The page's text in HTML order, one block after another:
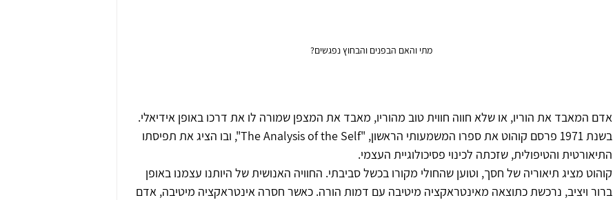
מתי והאם הבפנים והבחוץ נפגשים?
אדם המאבד את הוריו, או שלא חווה חווית טוב מהוריו, מאבד את המצפן שמורה לו את דרכו באופן אידיאלי.
בשנת 1971 פרסם קוהוט את ספרו המשמעותי הראשון, "The Analysis of the Self", ובו הציג את תפיסתו
התיאורטית והטיפולית, שזכתה לכינוי פסיכולוגיית העצמי.
קוהוט מציג תיאוריה של חסך, וטוען שהחולי מקורו בכשל סביבתי. החוויה האנושית של היותנו עצמנו באופן
ברור ויציב, נרכשת כתוצאה מאינטראקציה מיטיבה עם דמות הורה. כאשר חסרה אינטראקציה מיטיבה, אדם